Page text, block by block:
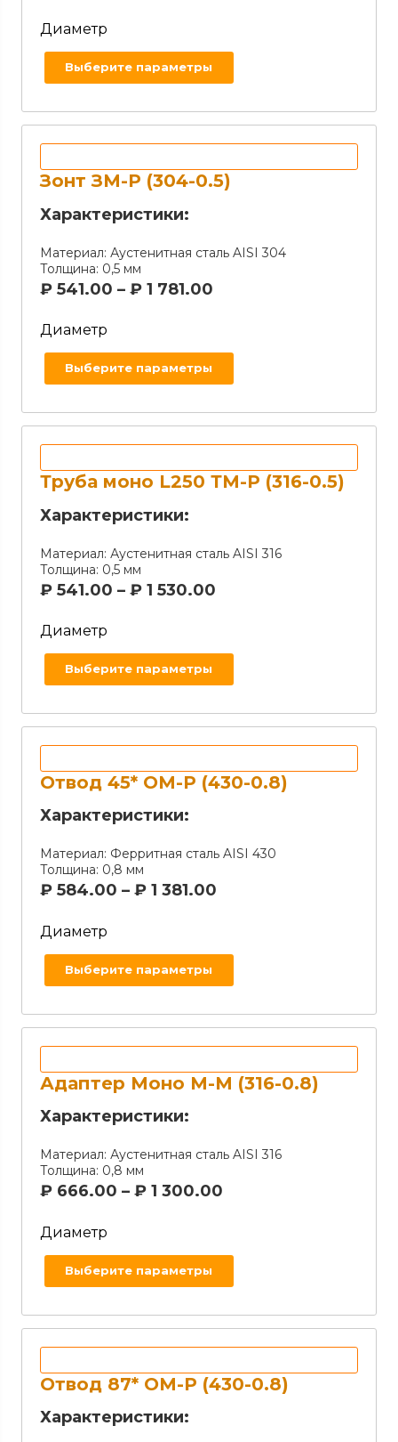
Диаметр
Выберите параметры
Зонт ЗМ-Р (304-0.5)
Характеристики:
Материал: Аустенитная сталь AISI 304
Толщина: 0,5 мм
₽ 541.00 – ₽ 1 781.00
Диаметр
Выберите параметры
Труба моно L250 ТМ-Р (316-0.5)
Характеристики:
Материал: Аустенитная сталь AISI 316
Толщина: 0,5 мм
₽ 541.00 – ₽ 1 530.00
Диаметр
Выберите параметры
Отвод 45* OM-Р (430-0.8)
Характеристики:
Материал: Ферритная сталь AISI 430
Толщина: 0,8 мм
₽ 584.00 – ₽ 1 381.00
Диаметр
Выберите параметры
Адаптер Моно М-М (316-0.8)
Характеристики:
Материал: Аустенитная сталь AISI 316
Толщина: 0,8 мм
₽ 666.00 – ₽ 1 300.00
Диаметр
Выберите параметры
Отвод 87* OM-Р (430-0.8)
Характеристики: